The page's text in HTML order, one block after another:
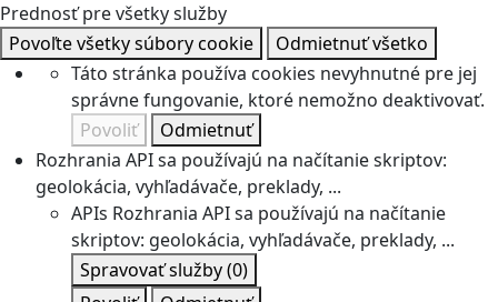
Prednosť pre všetky služby
Povoľte všetky súbory cookie
Odmietnuť všetko
Táto stránka používa cookies nevyhnutné pre jej
správne fungovanie, ktoré nemožno deaktivovať.
Povoliť
Odmietnuť
Rozhrania API sa používajú na načítanie skriptov:
geolokácia, vyhľadávače, preklady, ...
APIs Rozhrania API sa používajú na načítanie
skriptov: geolokácia, vyhľadávače, preklady, ...
Spravovať služby(0)